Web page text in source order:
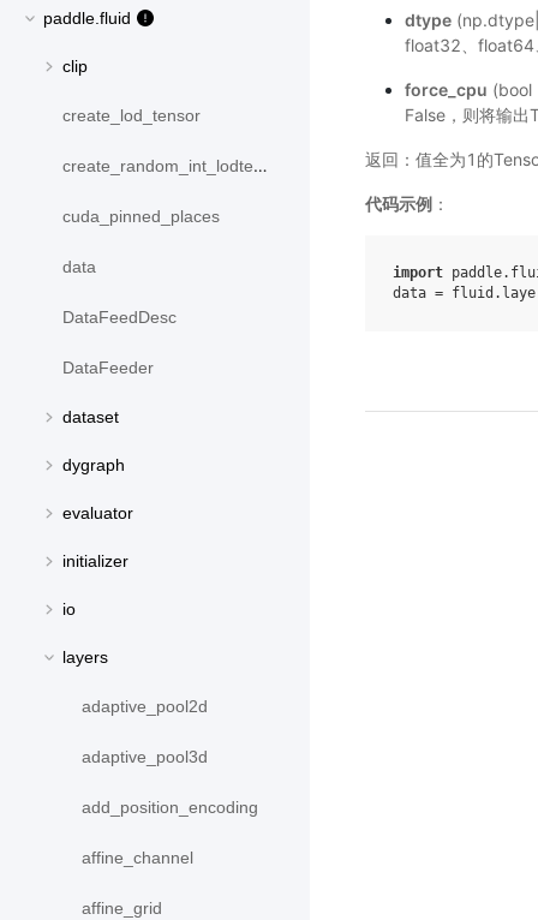
paddle.fluid
clip
create_lod_tensor
create_random_int_lodtensor
cuda_pinned_places
data
DataFeedDesc
DataFeeder
dataset
dygraph
evaluator
initializer
io
layers
adaptive_pool2d
adaptive_pool3d
add_position_encoding
affine_channel
affine_grid
dtype
float32、
force_cpu (bool
False，则将输出
返回：值全为1的
代码示例 ：
import
data = fluid .